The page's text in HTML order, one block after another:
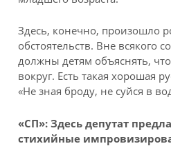
Здесь, конечно, произошло
обстоятельств. Вне всякого
должны детям объяснять,
вокруг. Есть такая хорошая
«Не зная броду, не суйся в
«СП»: Здесь депутат
стихийные